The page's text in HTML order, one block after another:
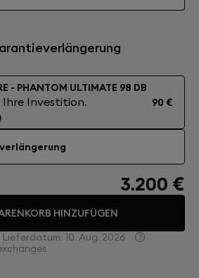
- PHANTOM ULTIMATE 98 DB
Ihre Investition. 90 €
3.200 €
HINZUFÜGEN
10. Aug. 2026